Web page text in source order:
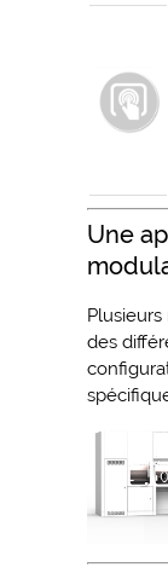
Une
des